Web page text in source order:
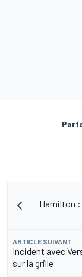
Hamilton
ARTICLE SUIVANT
Incident avec
sur la grille